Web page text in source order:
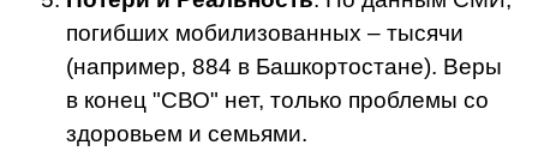
погибших мобилизованных – тысячи
(например, 884 в Башкортостане). Веры
в конец "СВО" нет, только проблемы со
здоровьем и семьями.